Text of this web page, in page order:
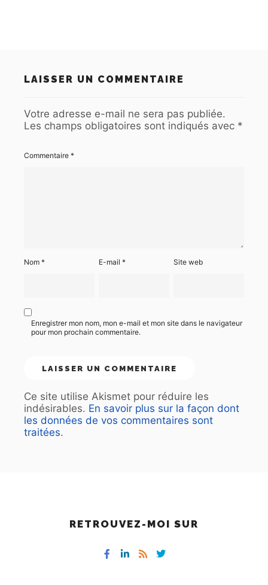
LAISSER UN COMMENTAIRE
Votre adresse e-mail ne sera pas publiée.
Les champs obligatoires sont indiqués avec *
Commentaire *
Nom * E-mail* Site web
Enregistrer mon nom, mon e-mail et mon site dans le navigateur
pour mon prochain commentaire.
Ce site utilise Akismet pour réduire les
indésirables. En savoir plus sur la façon dont
les données de vos commentaires sont
traitées.
RETROUVEZ-MOI SUR